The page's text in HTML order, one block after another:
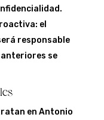
el
responsable
se
en Antonio